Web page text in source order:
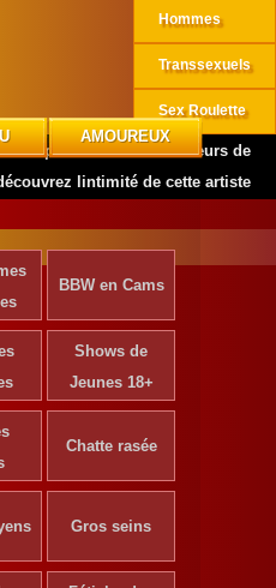
AMOUREUX
Hommes
Transsexuels
Sex Roulette
Les photos nues et amateurs de
lintimité de cette artiste
BBW en Cams
Shows de
Jeunes 18+
Chatte rasée
Gros seins